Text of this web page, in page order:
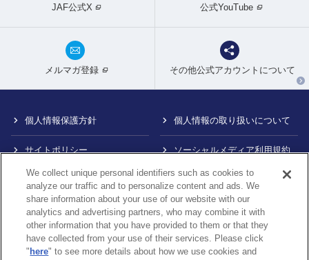
JAF公式X 公式YouTube
メルマガ登録 その他公式アカウントについて
個人情報保護方針 個人情報の取り扱いについて
サイトポリシー ソーシャルメディア利用規約
特定商取引法に基づく表示 情報提供終了のお知らせ
Do Not Sell or Share My
Personal Information
カスタマーハラスメント対応
について
内部通報制度について
We collect unique personal identifiers such as cookies to
analyze our traffic and to personalize content and ads. We
share information about your use of our website with our
analytics and advertising partners, who may combine it with
other information that you have provided to them or that they
have collected from your use of their services. Please click
" here" to see more details about how we use cookies and